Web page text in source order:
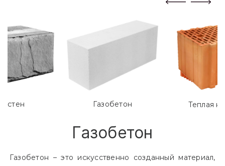
Газобетон Теплая
Газобетон
Газобетон – это искусственно созданный материал,